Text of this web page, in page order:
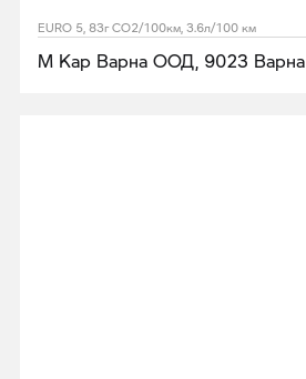
EURO 5, 83г CO2/100км, 3.6л/100 км
М Кар Варна ООД, 9023 Варна